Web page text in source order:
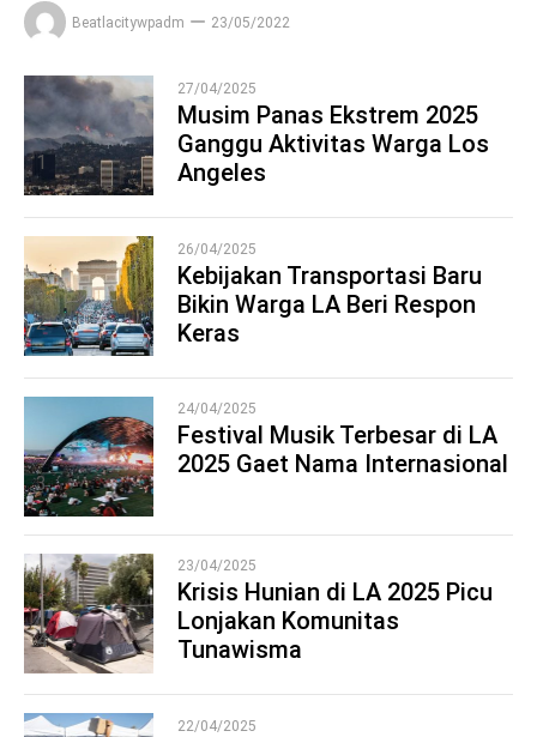
Beatlacitywpadm 23/05/2022
1
27/04/2025
Musim Panas Ekstrem 2025
Ganggu Aktivitas Warga Los
Angeles
2
26/04/2025
Kebijakan Transportasi Baru
Bikin Warga LA Beri Respon
Keras
3
24/04/2025
Festival Musik Terbesar di LA
2025 Gaet Nama Internasional
4
23/04/2025
Krisis Hunian di LA 2025 Picu
Lonjakan Komunitas
Tunawisma
22/04/2025